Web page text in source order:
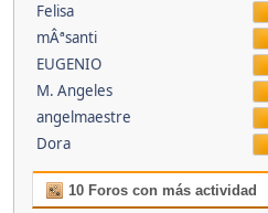
Felisa
mÂªsanti
EUGENIO
M. Angeles
angelmaestre
Dora
10 Foros con más actividad